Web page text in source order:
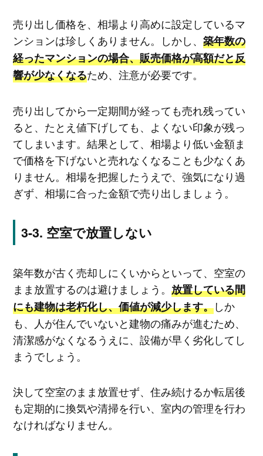
売り出し価格を、相場より高めに設定しているマ
ンションは珍しくありません。しかし、 築年数の
経ったマンションの場合、販売価格が高額だと反
響が少なくなるため、注意が必要です。
売り出してから一定期間が経っても売れ残ってい
ると、たとえ値下げしても、よくない印象が残っ
てしまいます。結果として、相場より低い金額ま
で価格を下げないと売れなくなることも少なくあ
りません。相場を把握したうえで、強気になり過
ぎず、相場に合った金額で売り出しましょう。
空室で放置しない
築年数が古く売却しにくいからといって、空室の
まま放置するのは避けましょう。 放置している間
にも建物は老朽化し、価値が減少します。しか
も、人が住んでいないと建物の痛みが進むため、
清潔感がなくなるうえに、設備が早く劣化してし
まうでしょう。
決して空室のまま放置せず、住み続けるか転居後
も定期的に換気や清掃を行い、室内の管理を行わ
なければなりません。